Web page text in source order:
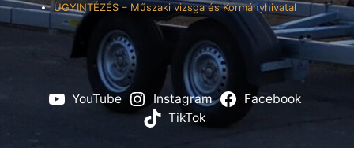
ÜGYINTÉZÉS – Műszaki vizsga és Kormányhivatal
YouTube Instagram
Facebook
TikTok